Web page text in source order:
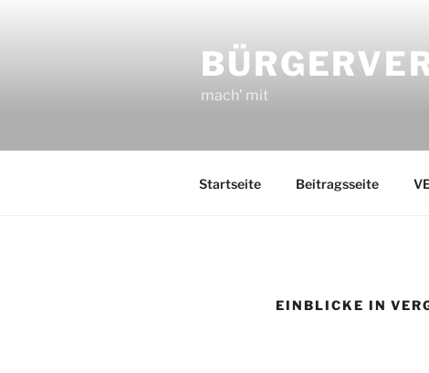
mach' mit
Startseite Beitragsseite
EINBLICKE IN